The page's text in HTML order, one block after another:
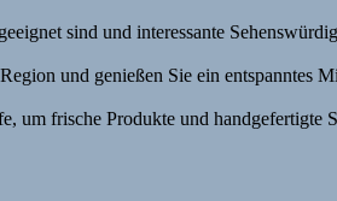
sind und interessante
und genießen Sie ein entspanntes
um frische Produkte und